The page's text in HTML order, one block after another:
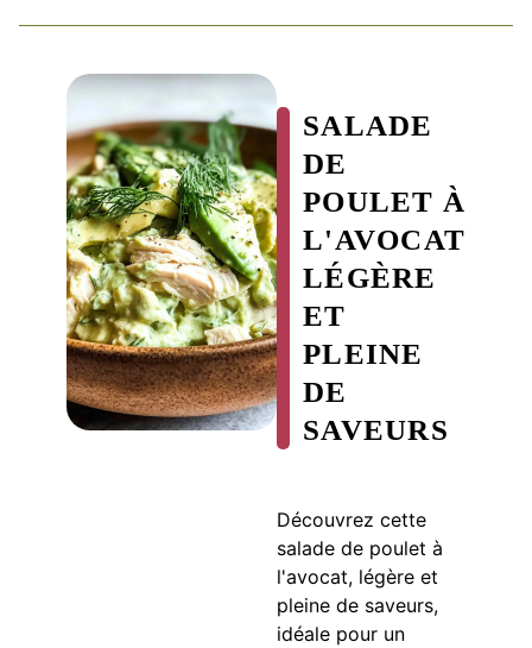
SALADE
DE
POULET À
L'AVOCAT
LÉGÈRE
ET
PLEINE
DE
SAVEURS
Découvrez cette
salade de poulet à
l'avocat, légère et
pleine de saveurs,
idéale pour un